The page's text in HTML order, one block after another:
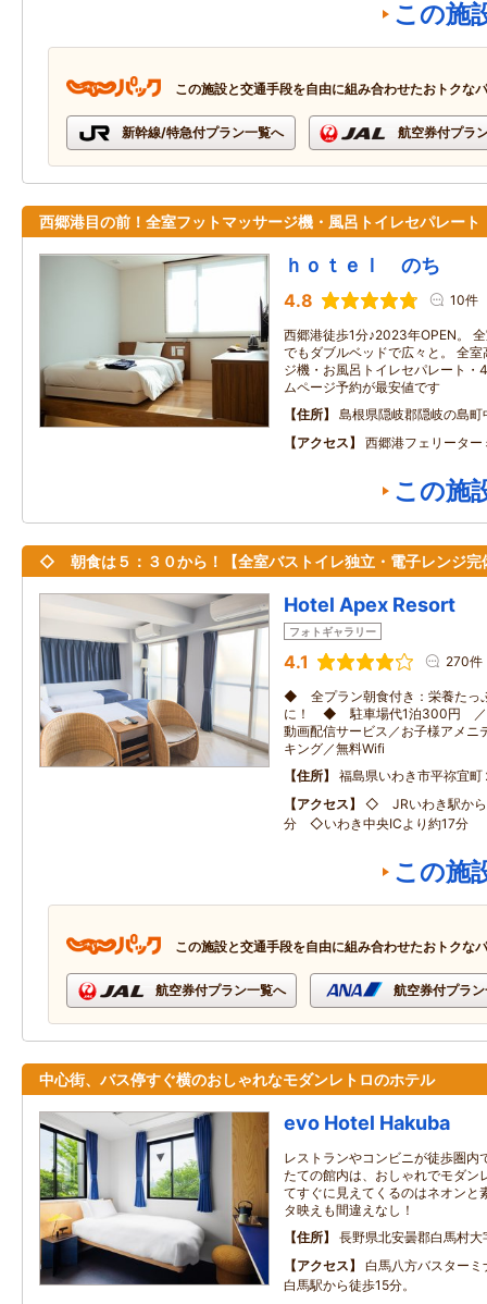
この施
この施設と交通手段を自由に組み合わせたおトクな
新幹線/特急付プラン一覧へ 航空券付プラ
西郷港目の前！全室フットマッサージ機・風呂トイレセパレート
ｈｏｔｅｌ のち
4.8 10件
西郷港徒歩1分♪2023年OPEN。
でもダブルベッドで広々と。 全
ジ機・お風呂トイレセパレート
ムページ予約が最安値です
住所
島根県隠岐郡隠岐の島
アクセス
西郷港フェリータ
この施
◇ 朝食は５：３０から！【全室バストイレ独立・電子レンジ完
Hotel Apex Resort
フォトギャラリー
4.1 270件
◆ 全プラン朝食付き：栄養たっ
に！ ◆ 駐車場代1泊300円 ／
動画配信サービス／お子様アメニ
キング／無料Wifi
住所
福島県いわき市平祢宜町
アクセス
◇ JRいわき駅から
分 ◇いわき中央ICより約17分
この施
この施設と交通手段を自由に組み合わせたおトクな
航空券付プラン一覧へ 航空券付プラ
中心街、バス停すぐ横のおしゃれなモダンレトロのホテル
evo Hotel Hakuba
レストランやコンビニが徒歩圏内
たての館内は、おしゃれでモダン
てすぐに見えてくるのはネオンと
タ映えも間違えなし！
住所
長野県北安曇郡白馬村
アクセス
白馬八方バスター
白馬駅から徒歩15分。